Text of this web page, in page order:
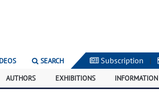
SEARCH Subscription |
AUTHORS EXHIBITIONS INFORMATION